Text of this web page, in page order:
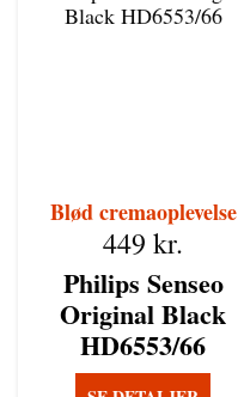
Blød cremaoplevelse
Philips Senseo
Original Black
HD6553/66
449 kr.